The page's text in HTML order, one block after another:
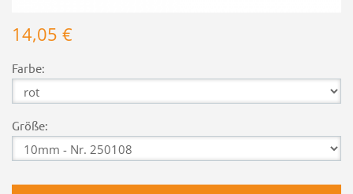
14,05 €
Farbe:
Größe: